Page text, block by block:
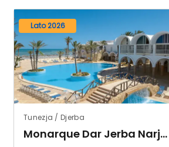
Lato 2026
Tunezja / Djerba
Monarque Dar Jerba Narjess